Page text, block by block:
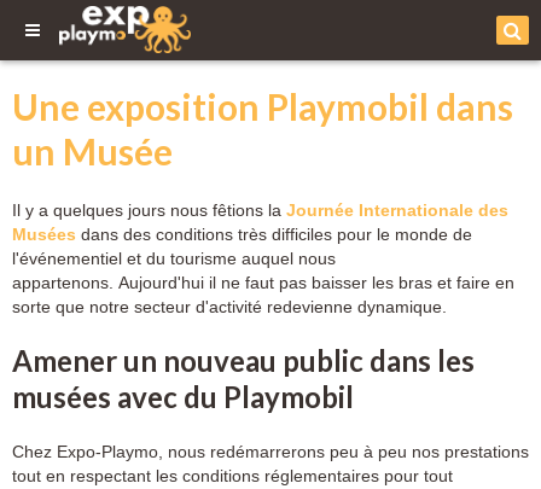
Une exposition Playmobil dans
un Musée
Il y a quelques jours nous fêtions la Journée Internationale des
Musées dans des conditions très difficiles pour le monde de
l'événementiel et du tourisme auquel nous
appartenons. Aujourd'hui il ne faut pas baisser les bras et faire en
sorte que notre secteur d'activité redevienne dynamique.
Amener un nouveau public dans les
musées avec du Playmobil
Chez Expo-Playmo, nous redémarrerons peu à peu nos prestations
tout en respectant les conditions réglementaires pour tout